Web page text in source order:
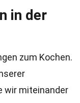
in der
zum Kochen.
wir miteinander